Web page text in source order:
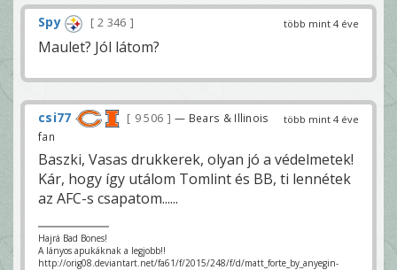
több mint 4 éve
Spy 2 346
Maulet? Jól látom?
több mint 4 éve
csi77 9 506
— Bears & Illinois
fan
Baszki, Vasas drukkerek, olyan jó a védelmetek!
Kár, hogy így utálom Tomlint és BB, ti lennétek
az AFC-s csapatom......
Hajrá Bad Bones!
A lányos apukáknak a legjobb!!
http://orig08.deviantart.net/fa61/f/2015/248/f/d/matt_forte_by_anyegin-